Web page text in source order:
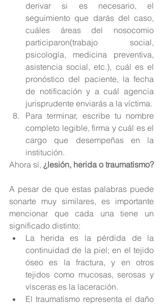
derivar si es necesario, el
seguimiento que darás del caso,
cuáles áreas del nosocomio
participaron(trabajo social,
psicología, medicina preventiva,
asistencia social, etc.), cuál es el
pronóstico del paciente, la fecha
de notificación y a cuál agencia
Para terminar, escribe tu nombre
completo legible, firma y cuál es el
cargo que desempeñas en la
institución.
Ahora sí, ¿lesión, herida o traumatismo?
A pesar de que estas palabras puede
sonarte muy similares, es importante
mencionar que cada una tiene un
significado distinto:
La herida es la pérdida de la
continuidad de la piel; en el tejido
óseo es la fractura, y en otros
tejidos como mucosas, serosas y
vísceras es la laceración.
El traumatismo representa el daño